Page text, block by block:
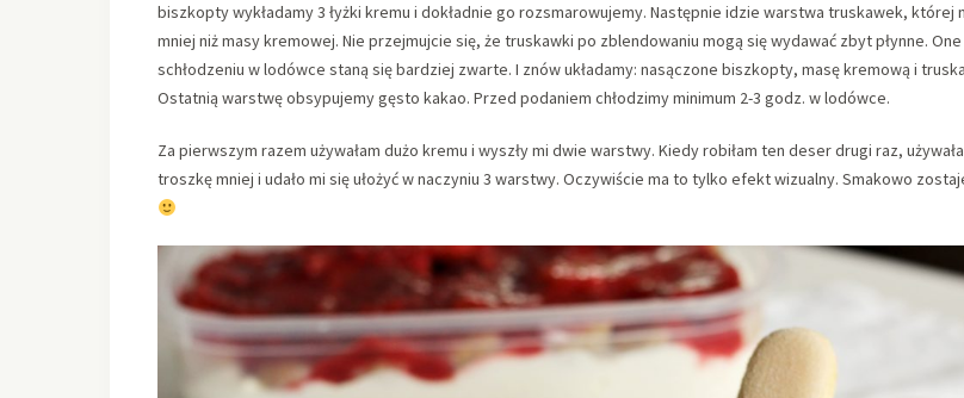
biszkopty wykładamy 3 łyżki kremu i dokładnie go rozsmarowujemy. Następnie idzie warstwa truskawek, której
mniej niż masy kremowej. Nie przejmujcie się, że truskawki po zblendowaniu mogą się wydawać zbyt płynne.
schłodzeniu w lodówce staną się bardziej zwarte. I znów układamy: nasączone biszkopty, masę kremową i
Ostatnią warstwę obsypujemy gęsto kakao. Przed podaniem chłodzimy minimum 2-3 godz. w lodówce.
Za pierwszym razem używałam dużo kremu i wyszły mi dwie warstwy. Kiedy robiłam ten deser drugi raz,
troszkę mniej i udało mi się ułożyć w naczyniu 3 warstwy. Oczywiście ma to tylko efekt wizualny. Smakowo